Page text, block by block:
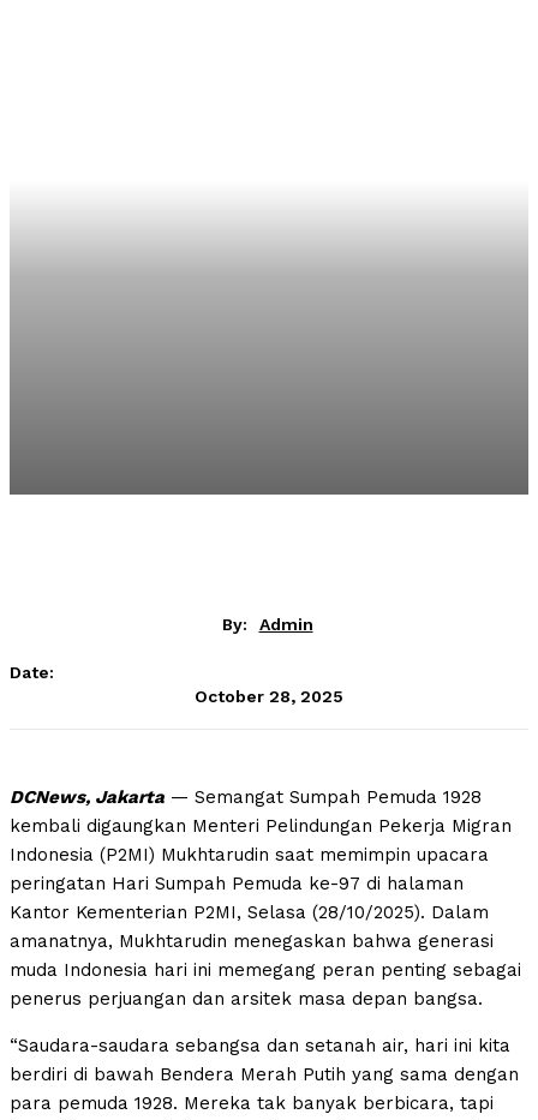
By: Admin
Date:
October 28, 2025
DCNews, Jakarta — Semangat Sumpah Pemuda 1928
kembali digaungkan Menteri Pelindungan Pekerja Migran
Indonesia (P2MI) Mukhtarudin saat memimpin upacara
peringatan Hari Sumpah Pemuda ke-97 di halaman
Kantor Kementerian P2MI, Selasa (28/10/2025). Dalam
amanatnya, Mukhtarudin menegaskan bahwa generasi
muda Indonesia hari ini memegang peran penting sebagai
penerus perjuangan dan arsitek masa depan bangsa.
“Saudara-saudara sebangsa dan setanah air, hari ini kita
berdiri di bawah Bendera Merah Putih yang sama dengan
para pemuda 1928. Mereka tak banyak berbicara, tapi